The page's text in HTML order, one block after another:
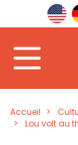
Accueil
Lou volt au